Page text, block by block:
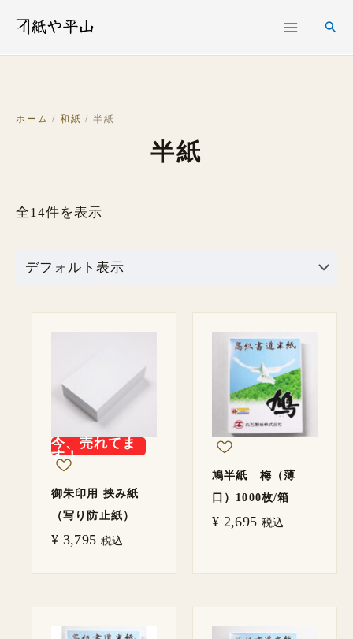
検
索
ホーム / 和紙 / 半紙
半紙
全14件を表示
今、売れてま
す！
御朱印用 挟み紙
（写り防止紙）
¥ 3,795 税込
鳩半紙 梅（薄
口）1000枚/箱
¥ 2,695 税込